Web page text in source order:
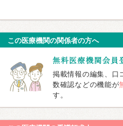
この医療機関の関係者の方へ
掲載情報の編集、口
数確認などの機能が
す。